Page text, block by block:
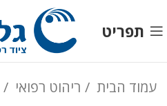
תפריט
עמוד הבית ריהוט רפואי